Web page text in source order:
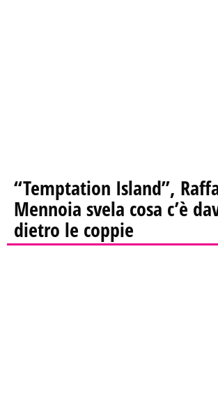
“Temptation Island”,
Mennoia svela cosa c’è
dietro le coppie